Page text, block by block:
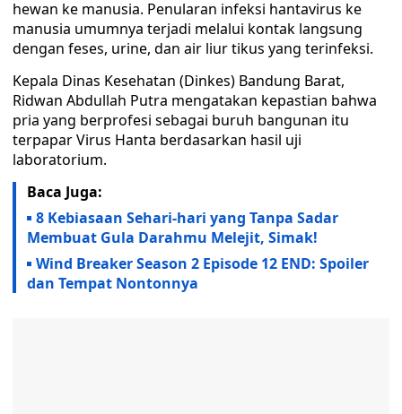
hewan ke manusia. Penularan infeksi hantavirus ke
manusia umumnya terjadi melalui kontak langsung
dengan feses, urine, dan air liur tikus yang terinfeksi.
Kepala Dinas Kesehatan (Dinkes) Bandung Barat,
Ridwan Abdullah Putra mengatakan kepastian bahwa
pria yang berprofesi sebagai buruh bangunan itu
terpapar Virus Hanta berdasarkan hasil uji
laboratorium.
Baca Juga:
8 Kebiasaan Sehari-hari yang Tanpa Sadar
Membuat Gula Darahmu Melejit, Simak!
Wind Breaker Season 2 Episode 12 END: Spoiler
dan Tempat Nontonnya